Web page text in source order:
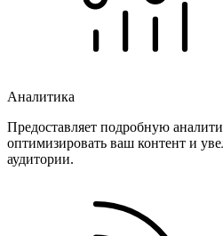
Аналитика
Предоставляет подробную
оптимизировать ваш контент и
аудитории.